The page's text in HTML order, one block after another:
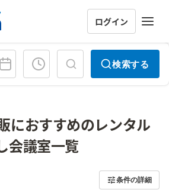
ログイン
イプ 検索する
におすすめのレンタル
会議室一覧
条件の詳細